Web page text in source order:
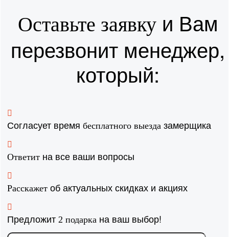
Оставьте заявкуи Вам
перезвонит менеджер,
который:
Согласует времябесплатного выезда замерщика
Ответит на все ваши вопросы
Расскажет об актуальных скидках и акциях
Предложит 2 подарка на ваш выбор!